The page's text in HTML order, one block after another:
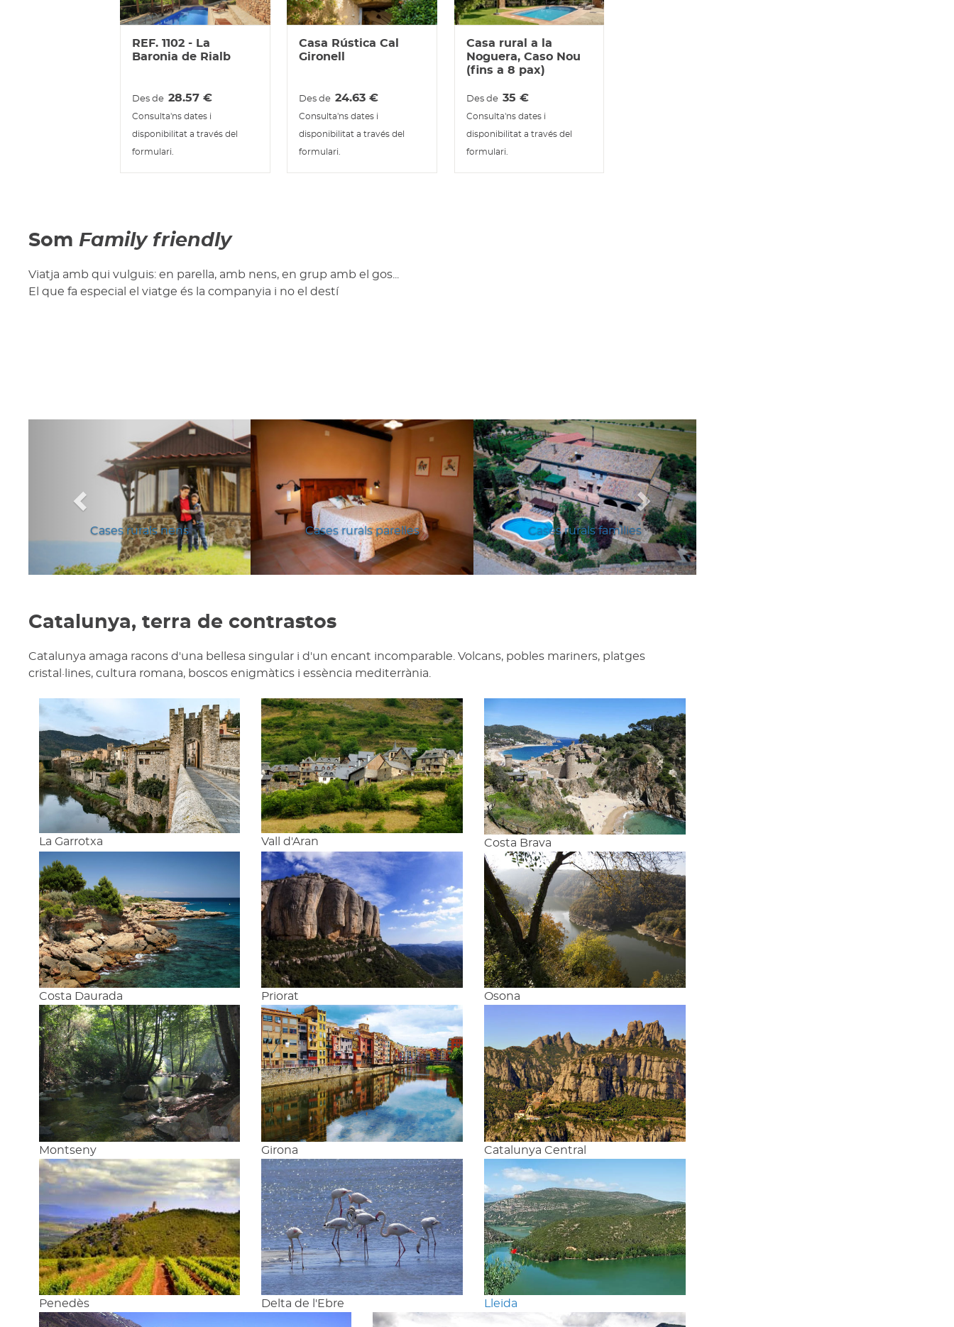
REF. 1102 - La
Baronia de Rialb
Des de 28.57 €
Consulta'ns dates i
disponibilitat a través del
formulari.
Casa Rústica Cal
Gironell
Des de 24.63€
Consulta'ns dates i
disponibilitat a través del
formulari.
Casa rural a la
Noguera, Caso Nou
(fins a 8 pax)
Des de 35 €
Consulta'ns dates i
disponibilitat a través del
formulari.
Som Family friendly
Viatja amb qui vulguis: en parella, amb nens, en grup amb el gos...
El que fa especial el viatge és la companyia i no el destí
Cases rurals nens Cases rurals parelles Cases rurals families
Següent
Catalunya, terra de contrastos
Catalunya amaga racons d'una bellesa singular i d'un encant incomparable. Volcans, pobles mariners, platges
cristal·lines, cultura romana, boscos enigmàtics i essència mediterrània.
La Garrotxa Vall d'Aran Costa Brava
Costa Daurada Priorat Osona
Montseny Girona Catalunya Central
Penedès Delta de l'Ebre Lleida